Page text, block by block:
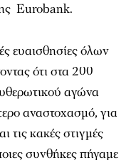
Eurobank.
ευαισθησίες όλων
ότι στα 200
αγώνα
αναστοχασμό, για
τις κακές στιγμές
συνθήκες πήγαμε